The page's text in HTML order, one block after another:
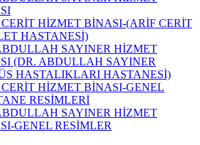
HİZMET BİNASI-(ARİF CERİT
HASTANESİ)
SAYINER HİZMET
(DR. ABDULLAH SAYINER
HASTALIKLARI HASTANESİ)
HİZMET BİNASI-GENEL
RESİMLERİ
SAYINER HİZMET
GENEL RESİMLER